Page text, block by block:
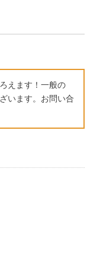
えます！一般の
います。お問い合